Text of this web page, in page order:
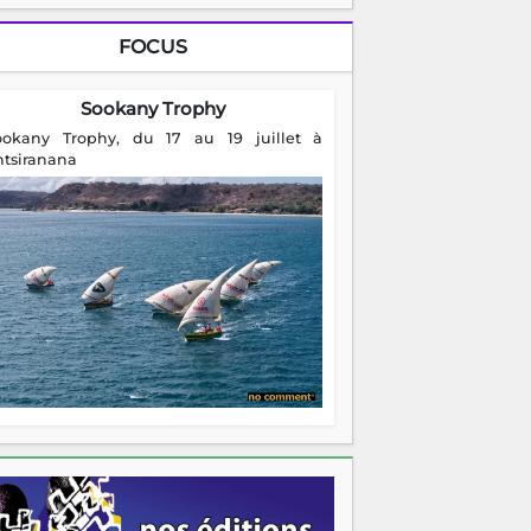
FOCUS
Sookany Trophy
Trophy, du 17 au 19 juillet à